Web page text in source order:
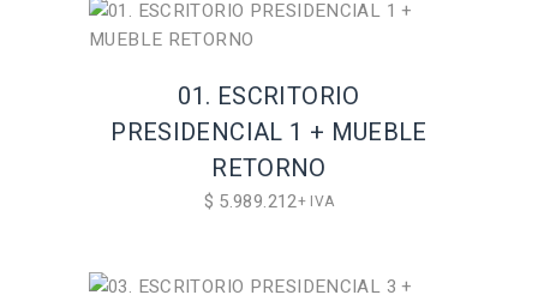
01. ESCRITORIO
PRESIDENCIAL 1 + MUEBLE
RETORNO
$ 5.989.212+ IVA